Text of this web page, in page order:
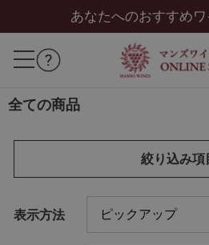
あなたへのおすすめ
全ての商品
絞り込み項
表示方法